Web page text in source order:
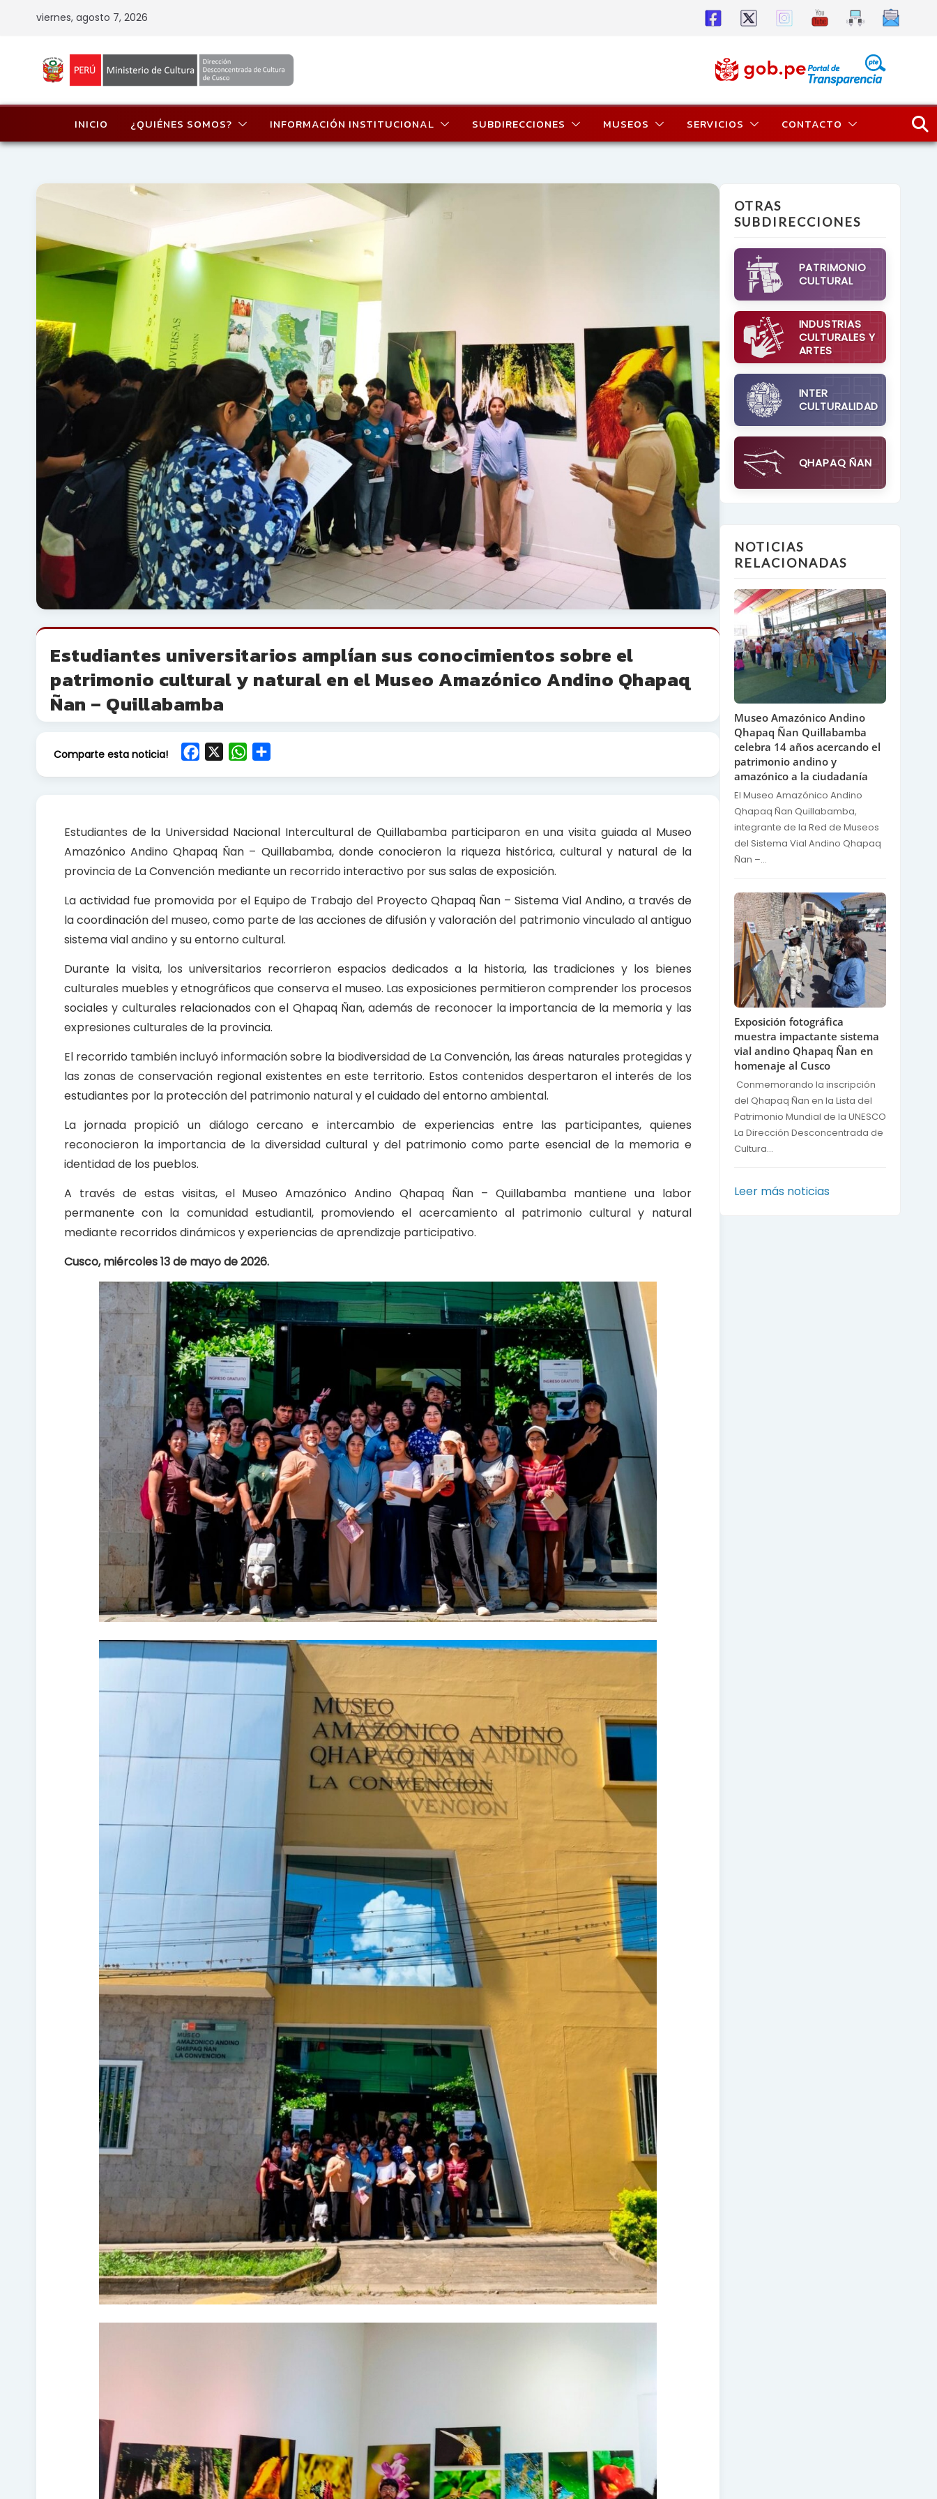
viernes, agosto 7, 2026
INICIO ¿QUIÉNES SOMOS? INFORMACIÓN INSTITUCIONAL SUBDIRECCIONES MUSEOS SERVICIOS CONTACTO
Estudiantes universitarios amplían sus conocimientos sobre el
patrimonio cultural y natural en el Museo Amazónico Andino Qhapaq
Ñan – Quillabamba
Comparte esta noticia!
b
o
k
W
p
Estudiantes de la Universidad Nacional Intercultural de Quillabamba participaron en una visita guiada al Museo
Amazónico Andino Qhapaq Ñan – Quillabamba, donde conocieron la riqueza histórica, cultural y natural de la
provincia de La Convención mediante un recorrido interactivo por sus salas de exposición.
La actividad fue promovida por el Equipo de Trabajo del Proyecto Qhapaq Ñan – Sistema Vial Andino, a través de
la coordinación del museo, como parte de las acciones de difusión y valoración del patrimonio vinculado al antiguo
sistema vial andino y su entorno cultural.
Durante la visita, los universitarios recorrieron espacios dedicados a la historia, las tradiciones y los bienes
culturales muebles y etnográficos que conserva el museo. Las exposiciones permitieron comprender los procesos
sociales y culturales relacionados con el Qhapaq Ñan, además de reconocer la importancia de la memoria y las
expresiones culturales de la provincia.
El recorrido también incluyó información sobre la biodiversidad de La Convención, las áreas naturales protegidas y
las zonas de conservación regional existentes en este territorio. Estos contenidos despertaron el interés de los
estudiantes por la protección del patrimonio natural y el cuidado del entorno ambiental.
La jornada propició un diálogo cercano e intercambio de experiencias entre las participantes, quienes
reconocieron la importancia de la diversidad cultural y del patrimonio como parte esencial de la memoria e
identidad de los pueblos.
A través de estas visitas, el Museo Amazónico Andino Qhapaq Ñan – Quillabamba mantiene una labor
permanente con la comunidad estudiantil, promoviendo el acercamiento al patrimonio cultural y natural
mediante recorridos dinámicos y experiencias de aprendizaje participativo.
Cusco, miércoles 13 de mayo de 2026.
OTRAS
SUBDIRECCIONES
PATRIMONIO
CULTURAL
INDUSTRIAS
CULTURALES Y
ARTES
INTER
CULTURALIDAD
QHAPAQ ÑAN
NOTICIAS
RELACIONADAS
Museo Amazónico Andino
Qhapaq Ñan Quillabamba
celebra 14 años acercando el
patrimonio andino y
amazónico a la ciudadanía
El Museo Amazónico Andino
Qhapaq Ñan Quillabamba,
integrante de la Red de Museos
del Sistema Vial Andino Qhapaq
Ñan –...
Exposición fotográfica
muestra impactante sistema
vial andino Qhapaq Ñan en
homenaje al Cusco
Conmemorando la inscripción
del Qhapaq Ñan en la Lista del
Patrimonio Mundial de la UNESCO
La Dirección Desconcentrada de
Cultura...
Leer más noticias